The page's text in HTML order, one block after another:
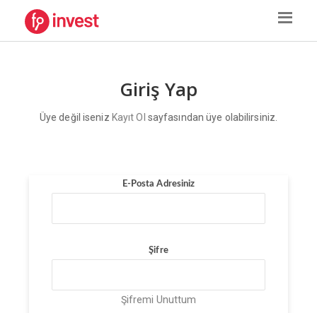
Giriş Yap
Üye değil iseniz Kayıt Ol sayfasından üye olabilirsiniz.
E-Posta Adresiniz
Şifre
Şifremi Unuttum